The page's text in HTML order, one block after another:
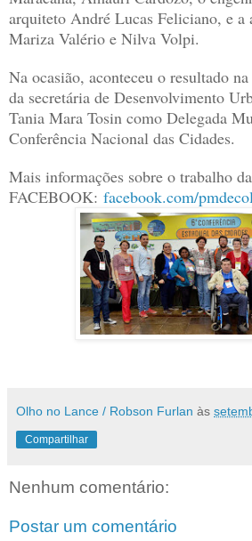
arquiteto André Lucas Feliciano, e a
Mariza Valério e Nilva Volpi.
Na ocasião, aconteceu o resultado
da secretária de Desenvolvimento
Tania Mara Tosin como Delegada
Conferência Nacional das Cidades.
Mais informações sobre o trabalho
FACEBOOK: facebook.com/
Olho no Lance / Robson Furlan às
Compartilhar
Nenhum comentário:
Postar um comentário